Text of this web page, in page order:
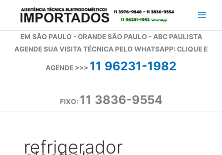
conteúdoEM SÃO PAULO - GRANDE SÃO PAULO - ABC PAULISTA
AGENDE SUA VISITA TÉCNICA PELO WHATSAPP: CLIQUE E
AGENDE >>> 11 96231-1982
FIXO: 11 3836-9554
refrigerador